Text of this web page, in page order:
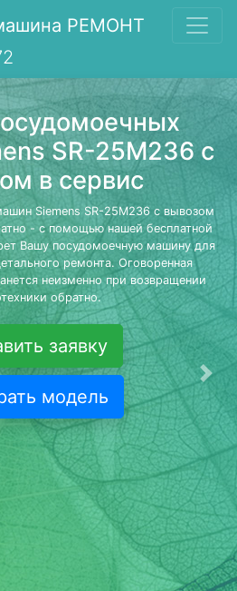
РЕМОНТ
SR-25M236 с
в сервис
Siemens SR-25M236 с вывозом
- с помощью нашей бесплатной
Вашу посудомоечную машину для
ремонта. Оговоренная
неизменно при возвращении
обратно.
заявку
модель